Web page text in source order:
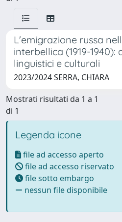
L'emigrazione russa
interbellica (1919-1940):
linguistici e culturali
2023/2024 SERRA, CHIARA
Mostrati risultati da 1 a 1
di 1
Legenda icone
file ad accesso aperto
file ad accesso riservato
file sotto embargo
nessun file disponibile